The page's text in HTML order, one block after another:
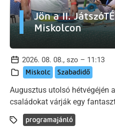
Jön a II.
Miskolcon
2026. 08. 08., szo – 11:13
Miskolc Szabadidő
Augusztus utolsó hétvégéjén
családokat várják egy
programajánló